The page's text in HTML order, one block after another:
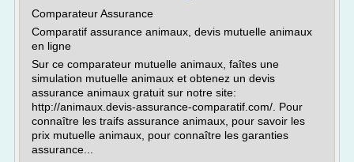
Comparateur Assurance
Comparatif assurance animaux, devis mutuelle animaux
en ligne
Sur ce comparateur mutuelle animaux, faîtes une
simulation mutuelle animaux et obtenez un devis
assurance animaux gratuit sur notre site:
http://animaux.devis-assurance-comparatif.com/. Pour
connaître les traifs assurance animaux, pour savoir les
prix mutuelle animaux, pour connaître les garanties
assurance...